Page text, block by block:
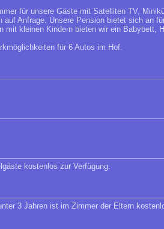
für unsere Gäste mit Satelliten TV,
auf Anfrage. Unsere Pension bietet sich an
mit kleinen Kindern bieten wir ein Babybett,
für 6 Autos im Hof.
kostenlos zur Verfügung.
3 Jahren ist im Zimmer der Eltern